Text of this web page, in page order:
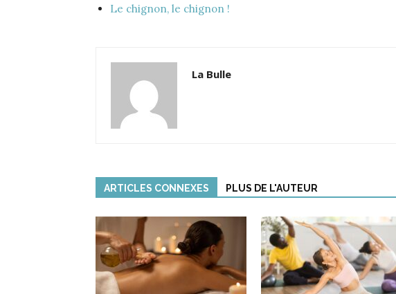
Le chignon, le chignon !
La Bulle
ARTICLES CONNEXES PLUS DE L'AUTEUR